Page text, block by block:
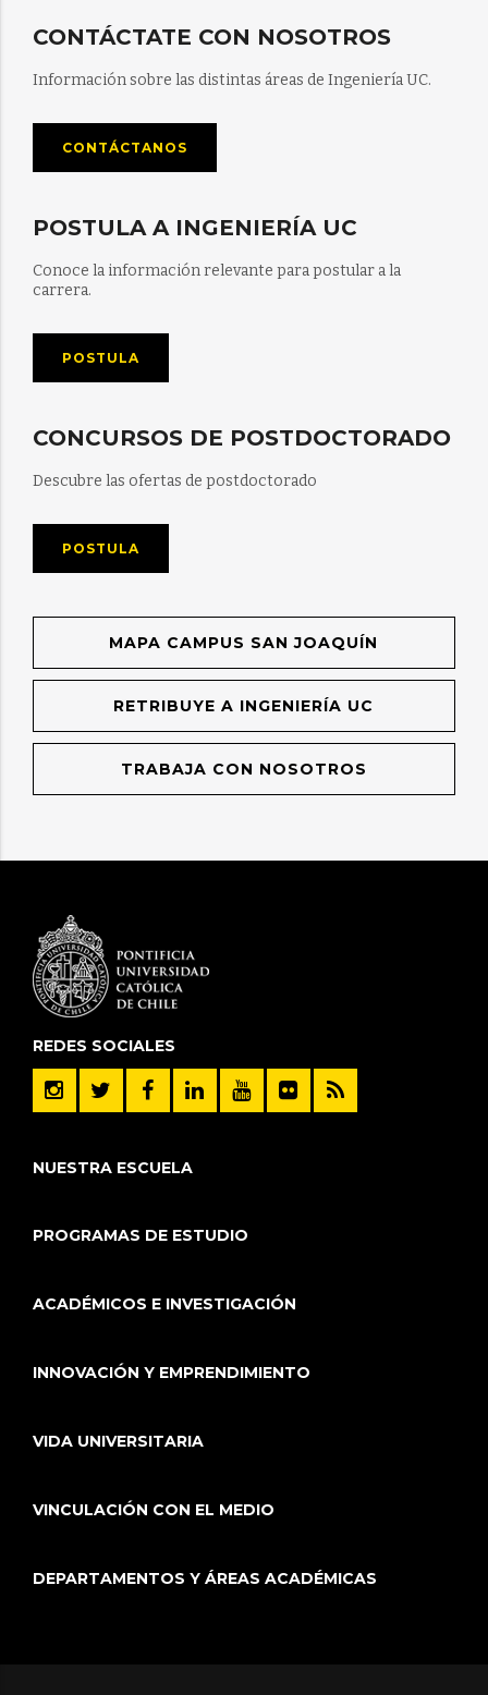
CONTÁCTATE CON NOSOTROS
Información sobre las distintas áreas de Ingeniería UC.
CONTÁCTANOS
POSTULA A INGENIERÍA UC
Conoce la información relevante para postular a la
carrera.
POSTULA
CONCURSOS DE POSTDOCTORADO
Descubre las ofertas de postdoctorado
POSTULA
MAPA CAMPUS SAN JOAQUÍN
RETRIBUYE A INGENIERÍA UC
TRABAJA CON NOSOTROS
REDES SOCIALES
NUESTRA ESCUELA
PROGRAMAS DE ESTUDIO
ACADÉMICOS E INVESTIGACIÓN
INNOVACIÓN Y EMPRENDIMIENTO
VIDA UNIVERSITARIA
VINCULACIÓN CON EL MEDIO
DEPARTAMENTOS Y ÁREAS ACADÉMICAS